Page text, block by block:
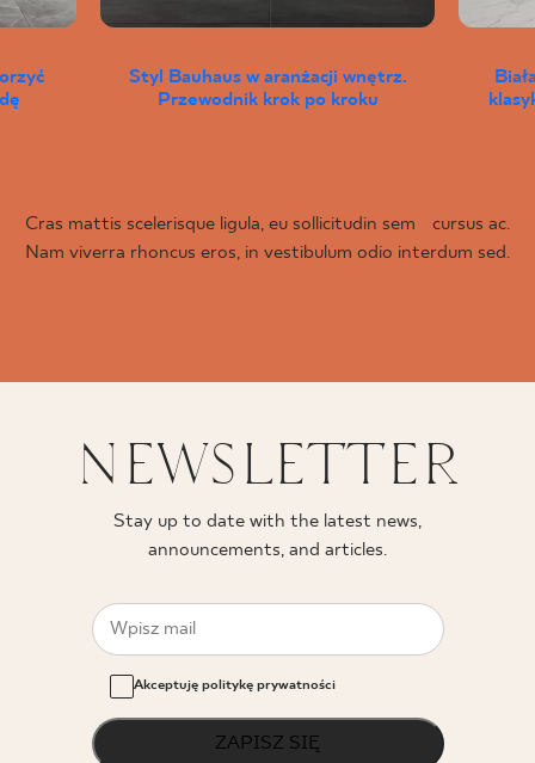
Styl Bauhaus w aranżacji wnętrz.
Przewodnik krok po kroku
Cras mattis scelerisque ligula, eu sollicitudin sem cursus ac.
Nam viverra rhoncus eros, in vestibulum odio interdum sed.
NEWSLETTER
Stay up to date with the latest news,
announcements, and articles.
Akceptuję politykę prywatności
ZAPISZ SIĘ